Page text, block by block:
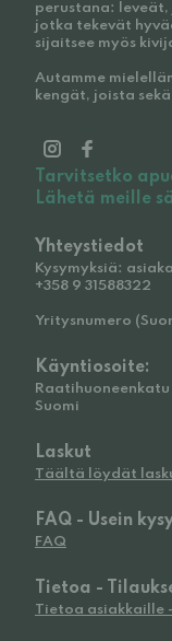
perustana:
jotka tekevät
sijaitsee myös
Autamme
kengät, joista
Tarvitsetko
Lähetä meille
Yhteystiedot
Kysymyksiä:
+358 9 31588322
Yritysnumero
Käyntiosoite:
Suomi
Laskut
Täältä löydät
FAQ - Usein
FAQ
Tietoa -
Tietoa asiakkaille